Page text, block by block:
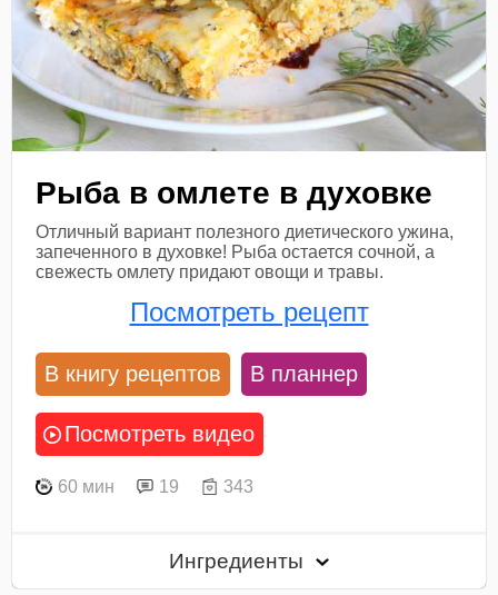
Рыба в омлете в духовке
Отличный вариант полезного диетического ужина,
запеченного в духовке! Рыба остается сочной, а
свежесть омлету придают овощи и травы.
Посмотреть рецепт
В книгу рецептов В планнер
Посмотреть видео
60 мин 19 343
Ингредиенты